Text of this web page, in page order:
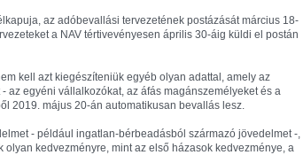
az adóbevallási tervezetének postázását március 18-
a NAV tértivevényesen április 30-áig küldi el postán
kell azt kiegészíteniük egyéb olyan adattal, amely az
az egyéni vállalkozókat, az áfás magánszemélyeket és a
2019. május 20-án automatikusan bevallás lesz.
- például ingatlan-bérbeadásból származó jövedelmet -,
kedvezményre, mint az első házasok kedvezménye, a